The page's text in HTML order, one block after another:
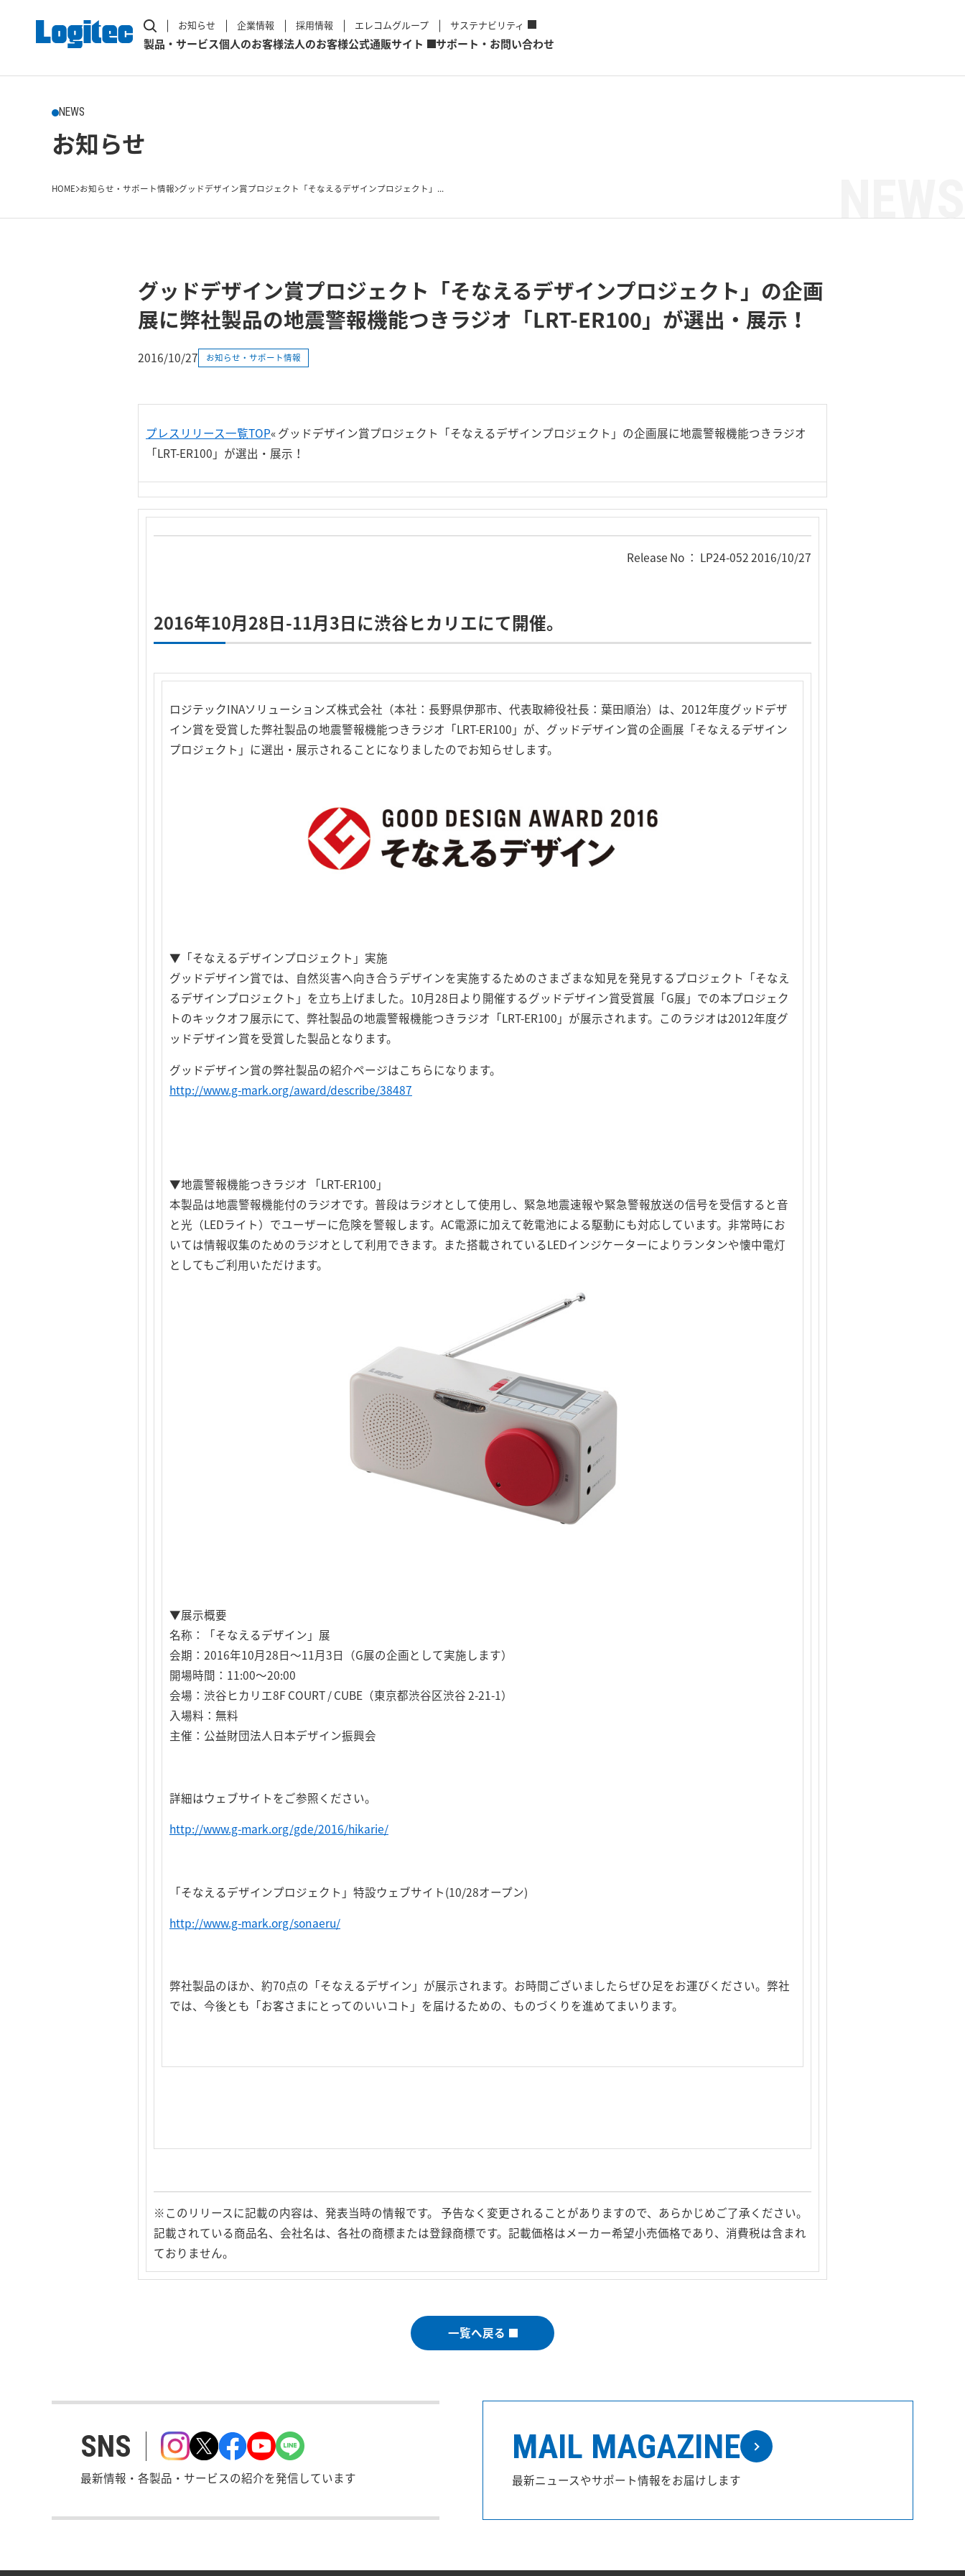
お知らせ 企業情報 採用情報 エレコムグループ サステナビリティ
製品・サービス個人のお客様法人のお客様公式通販サイト サポート・お問い合わせ
NEWS
お知らせ
HOME お知らせ・サポート情報 グッドデザイン賞プロジェクト「そなえるデザインプロジェクト」...
グッドデザイン賞プロジェクト「そなえるデザインプロジェクト」の企画
展に弊社製品の地震警報機能つきラジオ「LRT-ER100」が選出・展示！
2016/10/27 お知らせ・サポート情報
プレスリリース一覧TOP«グッドデザイン賞プロジェクト「そなえるデザインプロジェクト」の企画展に地震警報機能つきラジオ
「LRT-ER100」が選出・展示！
Release No ： LP24-052 2016/10/27
2016年10月28日-11月3日に渋谷ヒカリエにて開催。
ロジテックINAソリューションズ株式会社（本社：長野県伊那市、代表取締役社長：葉田順治）は、2012年度グッドデザ
イン賞を受賞した弊社製品の地震警報機能つきラジオ「LRT-ER100」が、グッドデザイン賞の企画展「そなえるデザイン
プロジェクト」に選出・展示されることになりましたのでお知らせします。
▼「そなえるデザインプロジェクト」実施
グッドデザイン賞では、自然災害へ向き合うデザインを実施するためのさまざまな知見を発見するプロジェクト「そなえ
るデザインプロジェクト」を立ち上げました。10月28日より開催するグッドデザイン賞受賞展「G展」での本プロジェク
トのキックオフ展示にて、弊社製品の地震警報機能つきラジオ「LRT-ER100」が展示されます。このラジオは2012年度グ
ッドデザイン賞を受賞した製品となります。
グッドデザイン賞の弊社製品の紹介ページはこちらになります。
http://www.g-mark.org/award/describe/38487
▼地震警報機能つきラジオ 「LRT-ER100」
本製品は地震警報機能付のラジオです。普段はラジオとして使用し、緊急地震速報や緊急警報放送の信号を受信すると音
と光（LEDライト）でユーザーに危険を警報します。AC電源に加えて乾電池による駆動にも対応しています。非常時にお
いては情報収集のためのラジオとして利用できます。また搭載されているLEDインジケーターによりランタンや懐中電灯
としてもご利用いただけます。
▼展示概要
名称：「そなえるデザイン」展
会期：2016年10月28日～11月3日（G展の企画として実施します）
開場時間：11:00～20:00
会場：渋谷ヒカリエ8F COURT / CUBE（東京都渋谷区渋谷 2-21-1）
入場料：無料
主催：公益財団法人日本デザイン振興会
詳細はウェブサイトをご参照ください。
http://www.g-mark.org/gde/2016/hikarie/
「そなえるデザインプロジェクト」特設ウェブサイト(10/28オープン)
http://www.g-mark.org/sonaeru/
弊社製品のほか、約70点の「そなえるデザイン」が展示されます。お時間ございましたらぜひ足をお運びください。弊社
では、今後とも「お客さまにとってのいいコト」を届けるための、ものづくりを進めてまいります。
※このリリースに記載の内容は、発表当時の情報です。 予告なく変更されることがありますので、あらかじめご了承ください。
記載されている商品名、会社名は、各社の商標または登録商標です。記載価格はメーカー希望小売価格であり、消費税は含まれ
ておりません。
一覧へ戻る
SNS
最新情報・各製品・サービスの紹介を発信しています
MAIL MAGAZINE
最新ニュースやサポート情報をお届けします